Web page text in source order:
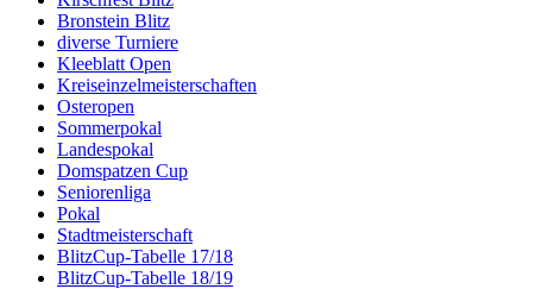
Bronstein Blitz
diverse Turniere
Kleeblatt Open
Kreiseinzelmeisterschaften
Osteropen
Sommerpokal
Landespokal
Domspatzen Cup
Seniorenliga
Pokal
Stadtmeisterschaft
BlitzCup-Tabelle 17/18
BlitzCup-Tabelle 18/19